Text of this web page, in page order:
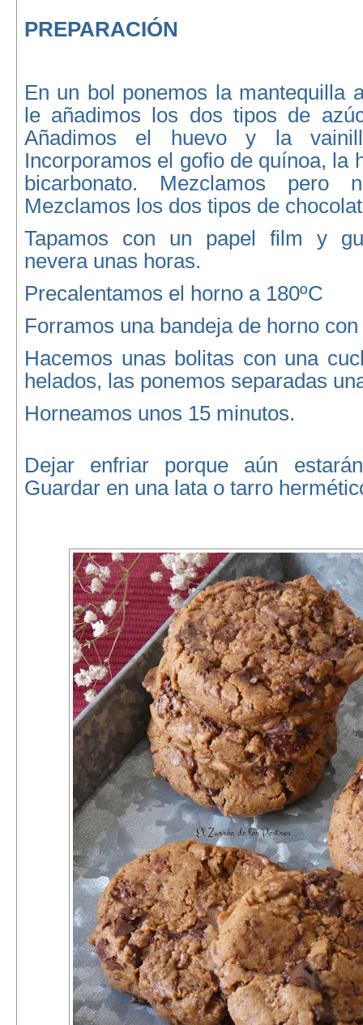
PREPARACIÓN
En un bol ponemos la mantequilla
le añadimos los dos tipos de
Añadimos el huevo y la
Incorporamos el gofio de quínoa, la
bicarbonato. Mezclamos pero
Mezclamos los dos tipos de
Tapamos con un papel film y
nevera unas horas.
Precalentamos el horno a 180ºC
Forramos una bandeja de horno
Hacemos unas bolitas con una
helados, las ponemos separadas
Horneamos unos 15 minutos.
Dejar enfriar porque aún
Guardar en una lata o tarro